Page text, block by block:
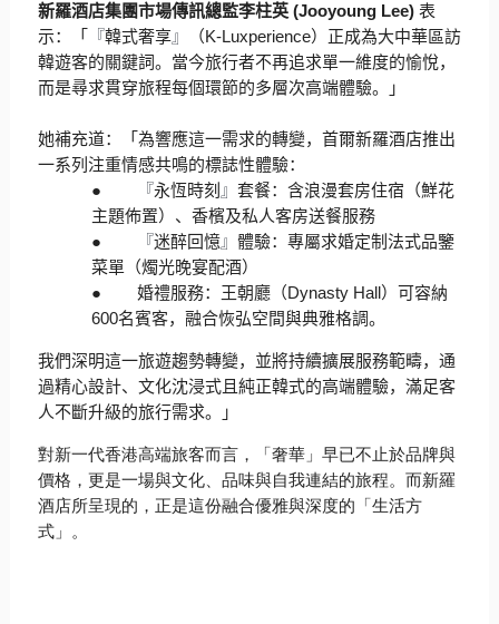
新羅酒店集團市場傳訊總監李柱英(Jooyoung Lee) 表
示：「
『韓式奢享』 （K-Luxperience） 正成為大中華區訪
韓遊客的關鍵詞。 當今旅行者不再追求單一維度的愉悅，
而是尋求貫穿旅程每個環節的多層次高端體驗。」
她補充道：「為響應這一需求的轉變， 首爾新羅酒店推出
一系列注重情感共鳴的標誌性體驗：
●
『永恆時刻 』 套餐：含浪漫套房住宿（鮮花
主題佈置）、 香檳及私人客房送餐服務
●
『迷醉回憶』 體驗：專屬求婚定制法式品鑒
菜單（燭光晚宴配酒）
●
婚禮服務：王朝廳（Dynasty Hall）可容納
600名賓客，融合恢弘空間與典雅格調。
我們深明這一旅遊趨勢轉變，並將持續擴展服務範疇， 通
過精心設計、文化沈浸式且純正韓式的高端體驗， 滿足客
人不斷升級的旅行需求。」
對新一代香港高端旅客而言，「奢華」早已不止於品牌與
價格， 更是一場與文化、品味與自我連結的旅程。而新羅
酒店所呈現的， 正是這份融合優雅與深度的「生活方
式」。